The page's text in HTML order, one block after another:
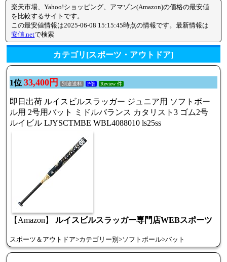
楽天市場、Yahoo!ショッピング、アマゾン(Amazon)の価格の最安値
を比較するサイトです。
この最安値情報は2025-06-08 15:15:45時点の情報です。最新情報は
安値.netで検索
カテゴリ[スポーツ・アウトドア]
1位 33,400円 別途送料 P倍 Review 件
即日出荷 ルイスビルスラッガー ジュニア用 ソフトボー
ル用 2号用バット ミドルバランス カタリスト3 ゴム2号
ルイビル LJYSCTMBE WBL4088010 ls25ss
【Amazon】 ルイスビルスラッガー専門店WEBスポーツ
スポーツ＆アウトドア>カテゴリー別>ソフトボール>バット